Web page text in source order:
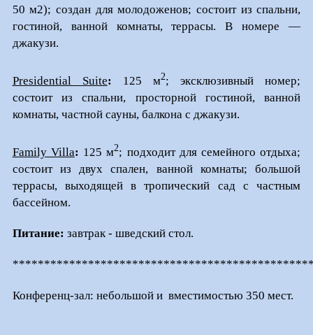
50 м2); создан для молодоженов; состоит из спальни,
гостиной, ванной комнаты, террасы. В номере —
джакузи.
Presidential Suite: 125 м2; эксклюзивный номер;
состоит из спальни, просторной гостиной, ванной
комнаты, частной сауны, балкона с джакузи.
Family Villa: 125 м2; подходит для семейного отдыха;
состоит из двух спален, ванной комнаты; большой
террасы, выходящей в тропический сад с частным
бассейном.
Питание: завтрак - шведский стол.
Конференц-зал: небольшой и вместимостью 350 мест.